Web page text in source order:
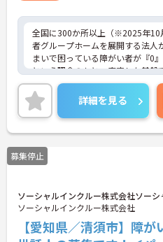
全国に300か所以上（※2025年10
者グループホームを展開する法人
まいで困っている障がい者が『0』
という理念のもと、安定した基盤
立を支援しています。週1日から
ワークや扶養内での勤務も歓迎し
ペースで働けます。20代から60
活躍中で、未経験や無資格の方で
トできるよう、先輩スタッフが丁
す。昇給の機会は年2回あり、頑張
境です。正社員登用制度や産休・
られます。介護に挑戦したい方
効活用したい方におすすめです。
詳細等をお伝えしますので、お気
ください。
詳細を見る
募集停止
ソーシャルインクルー株式会社ソー
ソーシャルインクルー株式会社
【愛知県／清須市】障